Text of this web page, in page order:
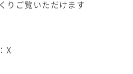
りご覧いただけます
X